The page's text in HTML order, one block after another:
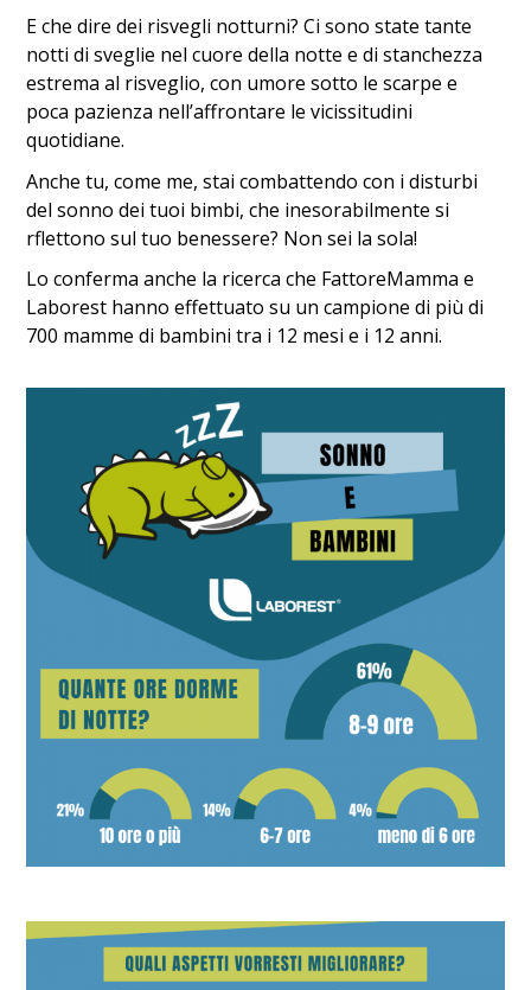
E che dire dei risvegli notturni? Ci sono state tante
notti di sveglie nel cuore della notte e di stanchezza
estrema al risveglio, con umore sotto le scarpe e
poca pazienza nell’affrontare le vicissitudini
quotidiane.
Anche tu, come me, stai combattendo con i disturbi
del sonno dei tuoi bimbi, che inesorabilmente si
rflettono sul tuo benessere? Non sei la sola!
Lo conferma anche la ricerca che FattoreMamma e
Laborest hanno effettuato su un campione di più di
700 mamme di bambini tra i 12 mesi e i 12 anni.